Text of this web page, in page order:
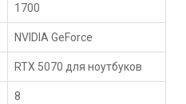
1700
NVIDIA GeForce
RTX 5070 для ноутбуков
8